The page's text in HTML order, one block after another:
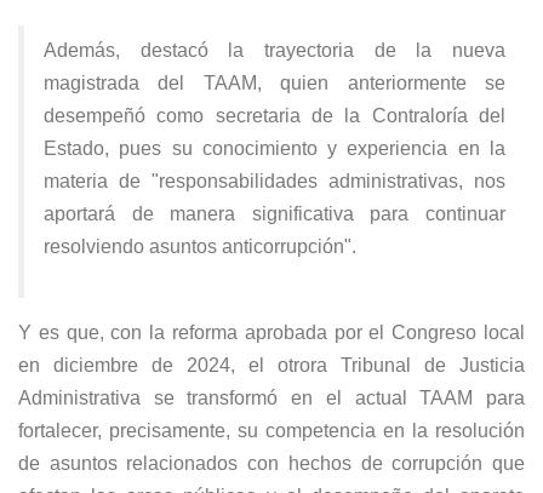
Además, destacó la trayectoria de la nueva
magistrada del TAAM, quien anteriormente se
desempeñó como secretaria de la Contraloría del
Estado, pues su conocimiento y experiencia en la
materia de "responsabilidades administrativas, nos
aportará de manera significativa para continuar
resolviendo asuntos anticorrupción".
Y es que, con la reforma aprobada por el Congreso local
en diciembre de 2024, el otrora Tribunal de Justicia
Administrativa se transformó en el actual TAAM para
fortalecer, precisamente, su competencia en la resolución
de asuntos relacionados con hechos de corrupción que